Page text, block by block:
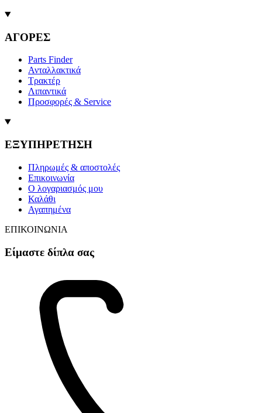
ΑΓΟΡΕΣ
Parts Finder
Ανταλλακτικά
Τρακτέρ
Λιπαντικά
Προσφορές & Service
ΕΞΥΠΗΡΕΤΗΣΗ
Πληρωμές & αποστολές
Επικοινωνία
Ο λογαριασμός μου
Καλάθι
Αγαπημένα
ΕΠΙΚΟΙΝΩΝΙΑ
Είμαστε δίπλα σας